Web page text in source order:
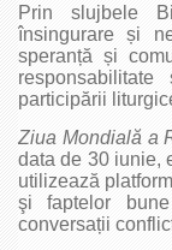
Prin slujbele
însingurare și
speranță și
participării
Ziua Mondială a
data de 30 iunie,
utilizează
şi faptelor
conversații